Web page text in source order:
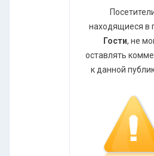
находящиеся в
Гости, не
оставлять
к данной